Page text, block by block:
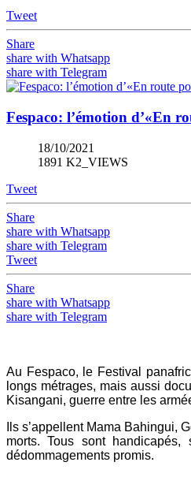
Tweet
Share
share with Whatsapp
share with Telegram
Fespaco: l’émotion d’«En
18/10/2021
1891 K2_VIEWS
Tweet
Share
share with Whatsapp
share with Telegram
Tweet
Share
share with Whatsapp
share with Telegram
Au Fespaco, le Festival
longs métrages, mais aussi
Kisangani, guerre entre les
Ils s’appellent Mama
morts. Tous sont
dédommagements promis.